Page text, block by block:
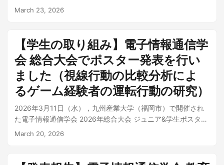
スを本システムで冬季シナリオに適用したところ，16:30閉館
果と展望 本テーマは，ゼミの「地域課題×データ活用」の取
り組みの一環として，新潟県観光協会へのヒアリングから着
想を得ました．今後は対象エリアの佐渡全島への拡大，口コ
ミテキストの感情分析による静的スコアの精度向上，フェリ
ーの運航状況を含めた「佐渡に渡る前」からのシームレスな
経路推薦が課題です．
高評価で，全被験者が「今後も使い続けたい」と回答してい
ため勉強になる」点が優位性として評価された一方，「完全
な初心者には難易度が高い」という課題も明らかになりまし
た．今後は，学習者のレベルに応じてヒントの粒度を動的に
調整する適応的学習機能や，チーム学習への対応が展望とし
て挙げられています．
3つの指標 視線の特徴を定量的に評価するために，以下の3指
total_var（視線の集中度） — 視線位置の分散．値が大きいほ
ど探索的な視線行動 mean_speed（視線移動の速さ） — 視線
の切り替え速度．値が大きいほど先読み的な視線移動 主な発
見：「ゲーム経験の有無」ではなく「視線戦略のタイプ」が
重要 3指標による3次元クラスタリングの結果，被験者は以下
の3つの 視線戦略タイプ に分類されました． タイプA：探索
的・先読み型（被験者00）— 全指標が高く，視線を広範囲か
つ高速に移動させる探索的な視線戦略．ゲーム経験が長い被
験者に多い タイプB：中間・混合型（被験者01・03・04）—
指標にばらつきがあり，状況に応じて視線行動を調整．最も
全指標が低く，画面中央付近に視線を集中させる安定志向の
席の結果を「成功（出塁）か失敗か」の二値で捉え，ロジス
で最も予測精度が高まりました． 出塁率 — 安打だけでなく四
球を選ぶ能力も代打の成功には不可欠 左右の相性 — 右投手対
左打者などの定説を統計的に評価 ランナーの有無 — 走者がい
る状況でのプレッシャーや投球フォーム変化の影響 ディープ
ラーニング等ではなくロジスティック回帰を選んだ理由は，
だけ影響したか」が明確であり，現場の監督や選手が納得し
て意思決定を下すための支援ツールとして最適と判断しまし
た． 支援ツールの実装 自チーム・相手投手・ランナー状況を
証しました． テーマのポイント 「不自然な分断」とは 通常，
いるべき箇所であえて音を分断する表現が散見されます．本
テーマでは，WOOZI が制作に関与した SEVENTEEN の韓国
語楽曲18曲を対象に，この現象の実態を多角的に分析しまし
た． 分析手法：音声処理とNLPの組み合わせ AI音源分離ツー
ル Demucs でボーカルのみを抽出 DAWソフト REAPER で無
音区間を自動検出（-20dB以下が75ms以上継続する区間） 聴
覚判定と歌詞照合の2軸で「不自然な分断」を定義・抽出 音声
分析ソフト Praat で無音時間をミリ秒単位で測定 韓国語NLP
ライブラリ KoNLPy による形態素解析で，分断の不自然さの
実習に取り組みました． 現代の音楽配信サービスでは，作曲
感」「安らぎを感じる街のBGM」のように，プレイヤーの体
験と結びついた文脈的な類似性という独自の特徴があり，既
存の検索や推薦ではこれを扱うことが困難です．須田さん
は，こうしたゲーム音楽特有の「主観的情報」に着目し，リ
スナーが自分の感情や体験を手がかりに未知の名曲を「芋づ
る式」に発見できるプラットフォームを構想・試作しまし
た． テーマのポイント 課題：既存サービスの限界 Spotify や
Nintendo Music などの既存サービスは，曲名・作曲者名など
グや波形解析による推薦では，ゲーム体験と結びついた「文
み」の延長線上の楽曲ばかりが提示される推薦の固定化が発
March 23, 2026
【学生の取り組み】電子情報通信学
会 総合大会でポスター発表を行い
ました（視線行動の比較分析によ
るゲーム経験者の運転行動の研究）
2026年3月11日（水），九州産業大学（福岡市）で開催され
た電子情報通信学会 2026年総合大会 ジュニア&学生ポスター
セッションにおいて，本ゼミ4年の臼田誠さんが研究発表を行
九州産業大学（福岡市） 発表者：臼田誠，鈴木源吾（開志専
March 20, 2026